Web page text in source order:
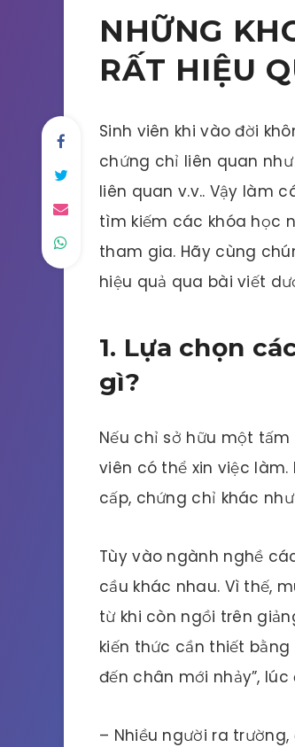
NHỮNG
RẤT HIỆU
Sinh viên khi vào đời
chứng chỉ liên quan
liên quan v.v.. Vậy làm
tìm kiếm các khóa học
tham gia. Hãy cùng
hiệu quả qua bài viết
1. Lựa chọn
gì?
Nếu chỉ sở hữu một
viên có thể xin việc
cấp, chứng chỉ khác
Tùy vào ngành nghề
cầu khác nhau. Vì thế,
từ khi còn ngồi trên
kiến thức cần thiết
đến chân mới nhảy”,
– Nhiều người ra